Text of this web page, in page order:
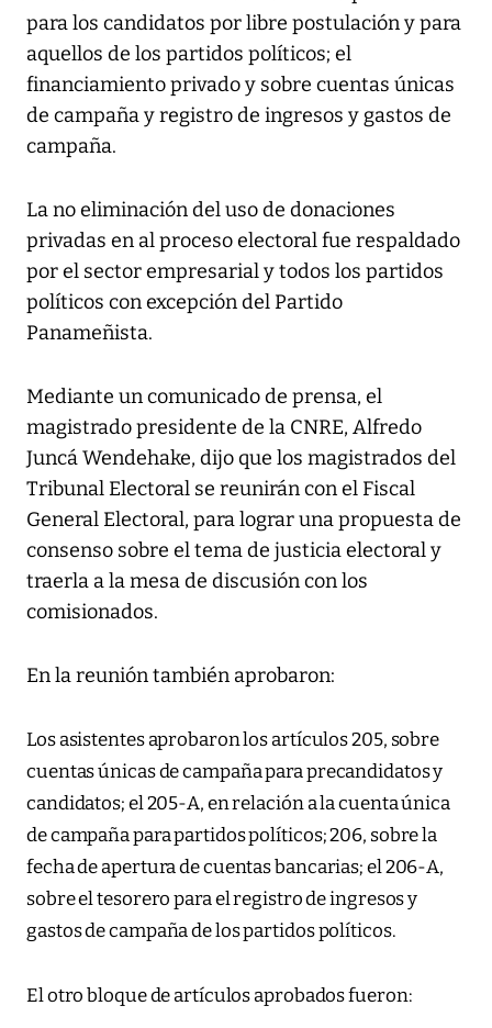
para los candidatos por libre postulación y para
aquellos de los partidos políticos; el
financiamiento privado y sobre cuentas únicas
de campaña y registro de ingresos y gastos de
campaña.
La no eliminación del uso de donaciones
privadas en al proceso electoral fue respaldado
por el sector empresarial y todos los partidos
políticos con excepción del Partido
Panameñista.
Mediante un comunicado de prensa, el
magistrado presidente de la CNRE, Alfredo
Juncá Wendehake, dijo que los magistrados del
Tribunal Electoral se reunirán con el Fiscal
General Electoral, para lograr una propuesta de
consenso sobre el tema de justicia electoral y
traerla a la mesa de discusión con los
comisionados.
En la reunión también aprobaron:
Los asistentes aprobaron los artículos 205, sobre
cuentas únicas de campaña para precandidatos y
candidatos; el 205-A, en relación a la cuenta única
de campaña para partidos políticos; 206, sobre la
fecha de apertura de cuentas bancarias; el 206-A,
sobre el tesorero para el registro de ingresos y
gastos de campaña de los partidos políticos.
El otro bloque de artículos aprobados fueron: